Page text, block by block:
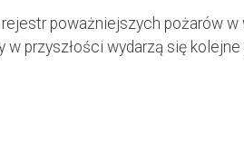
poważniejszych pożarów
przyszłości wydarzą się